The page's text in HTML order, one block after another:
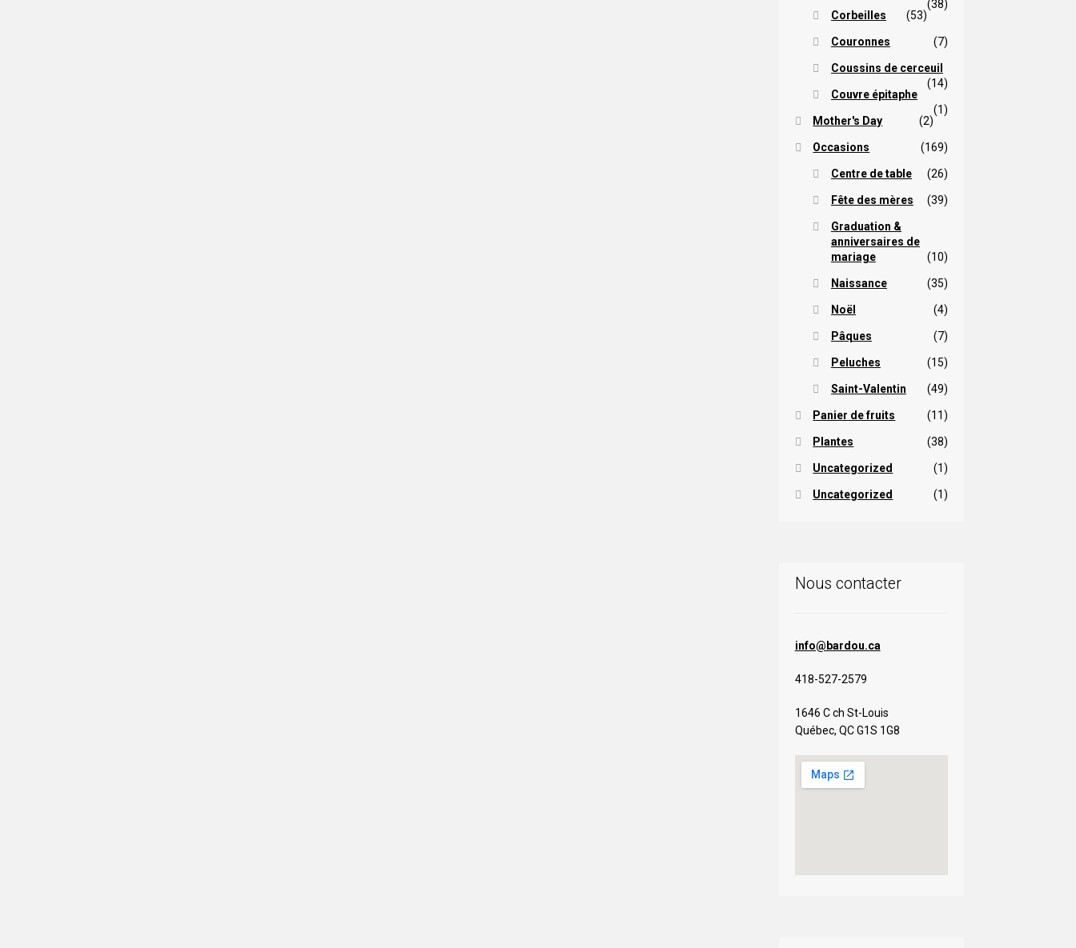
(38)
Corbeilles
(53)
Couronnes (7)
Coussins de cerceuil
(14)
Couvre épitaphe
(1)
Mother's Day
(2)
Occasions (169)
Centre de table (26)
Fête des mères (39)
Graduation &
anniversaires de
mariage
(10)
Naissance (35)
Noël (4)
Pâques (7)
Peluches (15)
Saint-Valentin (49)
Panier de fruits (11)
Plantes (38)
Uncategorized (1)
Uncategorized (1)
Nous contacter
info@bardou.ca
418-527-2579
1646 C ch St-Louis
Québec, QC G1S 1G8